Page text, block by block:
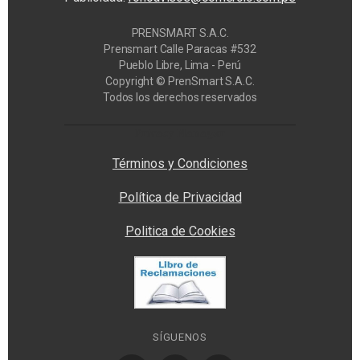
PRENSMART S.A.C.
Prensmart Calle Paracas #532
Pueblo Libre, Lima - Perú
Copyright © PrenSmart S.A.C.
Todos los derechos reservados
Términos y Condiciones
Política de Privacidad
Politica de Cookies
SÍGUENOS